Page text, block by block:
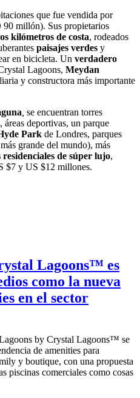
que fue vendida por
millón). Sus propietarios
kilómetros de costa, rodeados
paisajes verdes y
en bicicleta. Un verdadero
Lagoons, Meydan
y constructora más importante
se encuentran torres
áreas deportivas, un parque
Park de Londres, parques
grande del mundo), más
residenciales de súper lujo,
$7 y US $12 millones.
Lagoons™ es
como la nueva
en el sector
by Crystal Lagoons™ se
de amenities para
y boutique, con una propuesta
piscinas comerciales como cosas